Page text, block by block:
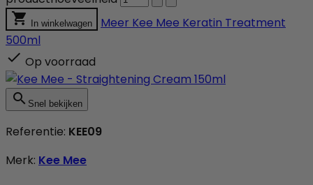
 In winkelwagen Meer Kee Mee Keratin Treatment
500ml
 Op voorraad
 Snel bekijken
Referentie: KEE09
Merk: Kee Mee